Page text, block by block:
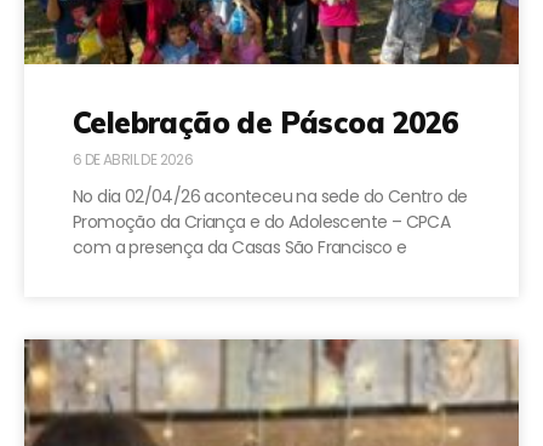
Celebração de Páscoa 2026
6 DE ABRIL DE 2026
No dia 02/04/26 aconteceu na sede do Centro de
Promoção da Criança e do Adolescente – CPCA
com a presença da Casas São Francisco e